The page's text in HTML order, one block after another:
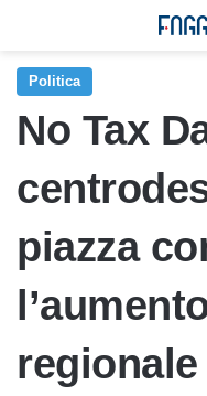
Politica
No Tax
piazza
regionale